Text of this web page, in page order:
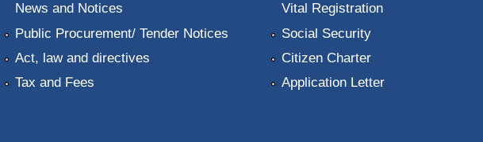
News and Notices
Public Procurement/ Tender Notices
Act, law and directives
Tax and Fees
Vital Registration
Social Security
Citizen Charter
Application Letter